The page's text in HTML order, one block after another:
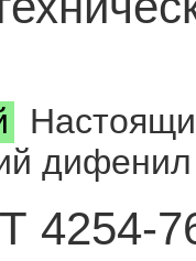
дифенил
4254-